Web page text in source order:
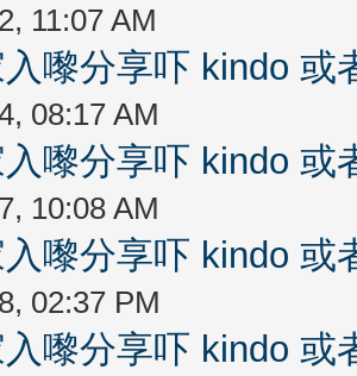
11:07 AM
嚟分享吓 kindo 或
08:17 AM
嚟分享吓 kindo 或
10:08 AM
嚟分享吓 kindo 或
02:37 PM
嚟分享吓 kindo 或